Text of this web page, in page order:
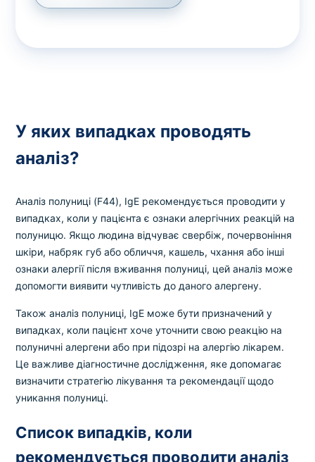
У яких випадках проводять
аналіз?
Аналіз полуниці (F44), IgE рекомендується проводити у
випадках, коли у пацієнта є ознаки алергічних реакцій на
полуницю. Якщо людина відчуває свербіж, почервоніння
шкіри, набряк губ або обличчя, кашель, чхання або інші
ознаки алергії після вживання полуниці, цей аналіз може
допомогти виявити чутливість до даного алергену.
Також аналіз полуниці, IgE може бути призначений у
випадках, коли пацієнт хоче уточнити свою реакцію на
полуничні алергени або при підозрі на алергію лікарем.
Це важливе діагностичне дослідження, яке допомагає
визначити стратегію лікування та рекомендації щодо
уникання полуниці.
Список випадків, коли
рекомендується проводити аналіз